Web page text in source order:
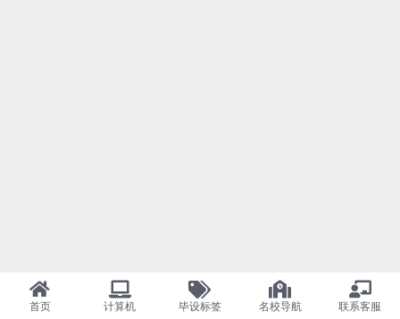
首页 计算机 毕设标签 名校导航 联系客服